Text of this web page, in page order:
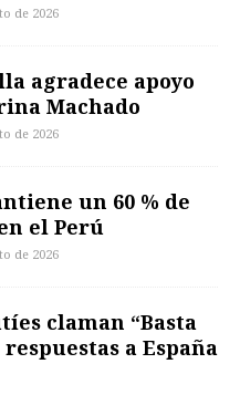
de 2026
agradece apoyo
Machado
de 2026
un 60 % de
el Perú
de 2026
claman “Basta
a España